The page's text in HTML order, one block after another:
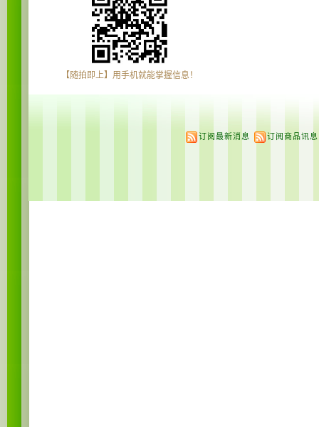
【随拍即上】用手机就能掌握信息！
订阅最新消息 订阅商品讯息